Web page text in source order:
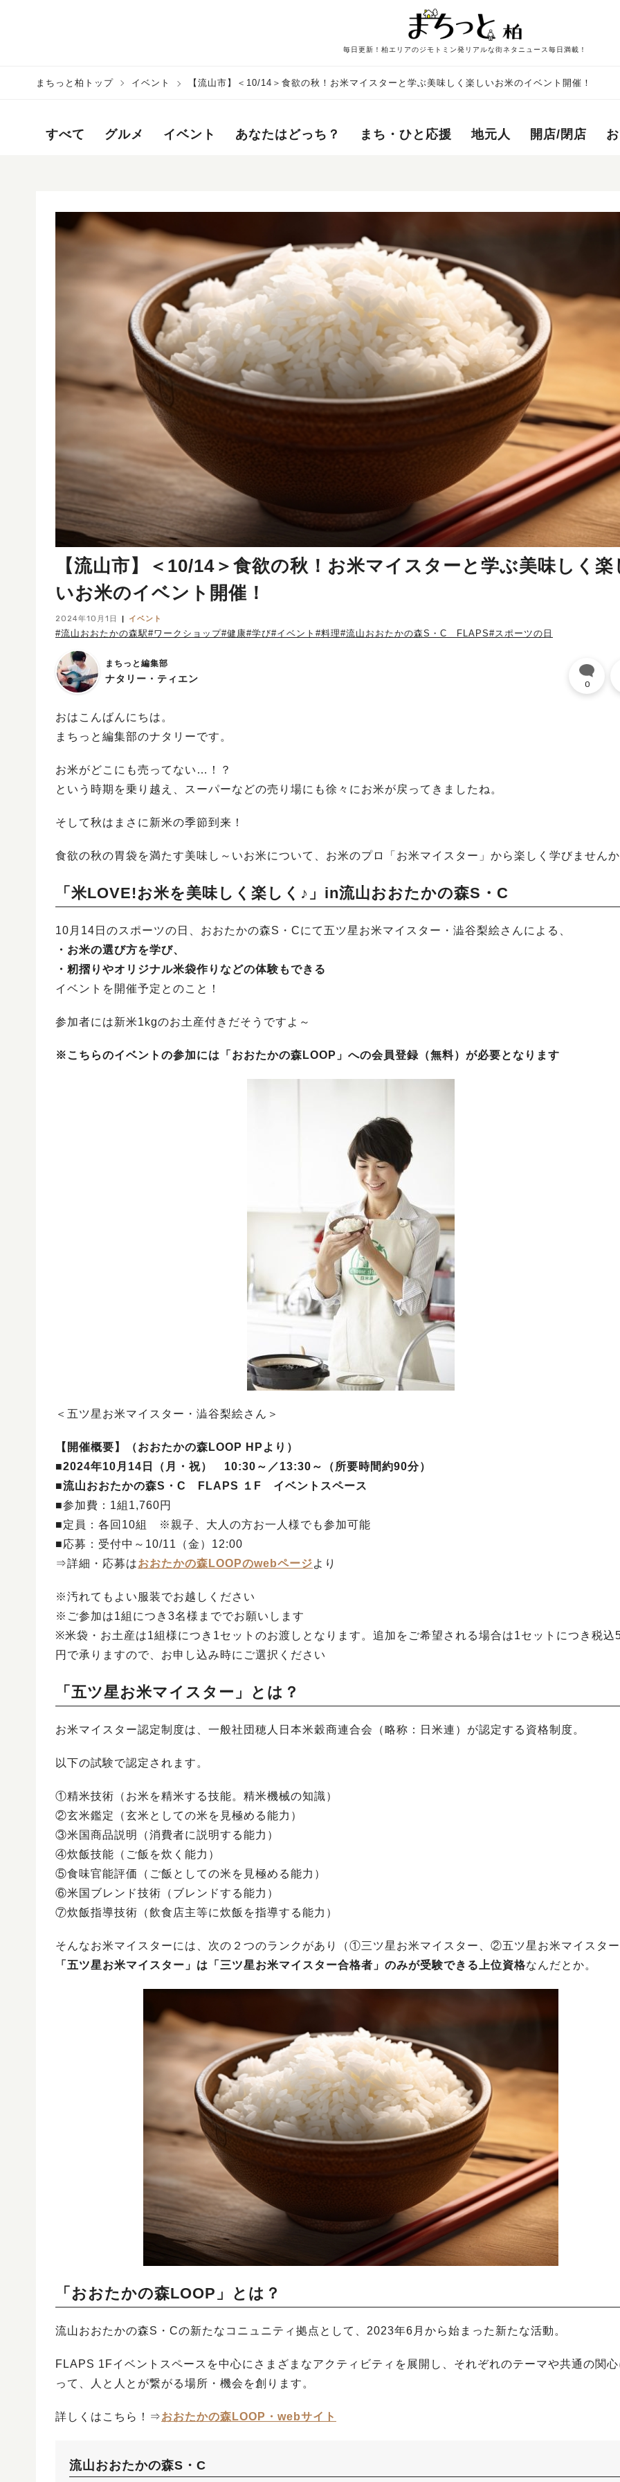
毎日更新！柏エリアのジモトミン発リアルな街ネタニュース毎日満載！
まちっと柏トップ イベント 【流山市】＜10/14＞食欲の秋！お米マイスターと学ぶ美味しく楽しいお米のイベント開催！
すべて グルメ イベント あなたはどっち？ まち・ひと応援 地元人 開店/閉店
【流山市】＜10/14＞食欲の秋！お米マイスターと学ぶ美味しく楽
いお米のイベント開催！
2024年10月1日 イベント
#流山おおたかの森駅#ワークショップ#健康#学び#イベント #料理#流山おおたかの森S・C FLAPS#スポーツの日
まちっと編集部
ナタリー・ティエン 0
おはこんばんにちは。
まちっと編集部のナタリーです。
お米がどこにも売ってない…！？
という時期を乗り越え、スーパーなどの売り場にも徐々にお米が戻ってきましたね。
そして秋はまさに新米の季節到来！
食欲の秋の胃袋を満たす美味し～いお米について、お米のプロ「お米マイスター」から楽しく学びません
「米LOVE!お米を美味しく楽しく♪」in流山おおたかの森S・C
10月14日のスポーツの日、おおたかの森S・Cにて五ツ星お米マイスター・澁谷梨絵さんによる、
・お米の選び方を学び、
・籾摺りやオリジナル米袋作りなどの体験もできる
イベントを開催予定とのこと！
参加者には新米1kgのお土産付きだそうですよ～
※こちらのイベントの参加には「おおたかの森LOOP」への会員登録（無料）が必要となります
＜五ツ星お米マイスター・澁谷梨絵さん＞
【開催概要】（おおたかの森LOOP HPより）
■2024年10月14日（月・祝） 10:30～／13:30～（所要時間約90分）
■流山おおたかの森S・C FLAPS １F イベントスペース
■参加費：1組1,760円
■定員：各回10組 ※親子、大人の方お一人様でも参加可能
■応募：受付中～10/11（金）12:00
⇒詳細・応募はおおたかの森LOOPのwebページより
※汚れてもよい服装でお越しください
※ご参加は1組につき3名様まででお願いします
※米袋・お土産は1組様につき1セットのお渡しとなります。追加をご希望される場合は1セットにつき税込
円で承りますので、お申し込み時にご選択ください
「五ツ星お米マイスター」とは？
お米マイスター認定制度は、一般社団穂人日本米穀商連合会（略称：日米連）が認定する資格制度。
以下の試験で認定されます。
①精米技術（お米を精米する技能。精米機械の知識）
②玄米鑑定（玄米としての米を見極める能力）
③米国商品説明（消費者に説明する能力）
④炊飯技能（ご飯を炊く能力）
⑤食味官能評価（ご飯としての米を見極める能力）
⑥米国ブレンド技術（ブレンドする能力）
⑦炊飯指導技術（飲食店主等に炊飯を指導する能力）
そんなお米マイスターには、次の２つのランクがあり（①三ツ星お米マイスター、②五ツ星お米マイスタ
「五ツ星お米マイスター」は「三ツ星お米マイスター合格者」のみが受験できる上位資格なんだとか。
「おおたかの森LOOP」とは？
流山おおたかの森S・Cの新たなコニュニティ拠点として、2023年6月から始まった新たな活動。
FLAPS 1Fイベントスペースを中心にさまざまなアクティビティを展開し、それぞれのテーマや共通の関
って、人と人とが繋がる場所・機会を創ります。
詳しくはこちら！⇒おおたかの森LOOP・webサイト
流山おおたかの森S・C